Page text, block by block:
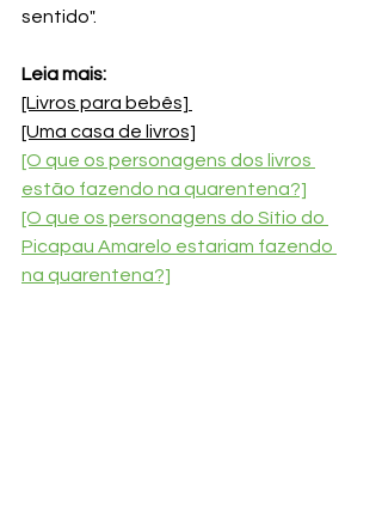
sentido".
Leia mais:
[Livros para bebês]
[Uma casa de livros]
[O que os personagens dos livros
estão fazendo na quarentena?]
[O que os personagens do Sítio do
Picapau Amarelo estariam fazendo
na quarentena?]